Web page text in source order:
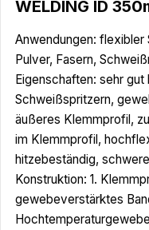
WELDING ID
Anwendungen: flexibler
Pulver, Fasern,
Eigenschaften: sehr gut
Schweißspritzern,
äußeres Klemmprofil,
im Klemmprofil,
hitzebeständig,
Konstruktion: 1.
gewebeverstärktes